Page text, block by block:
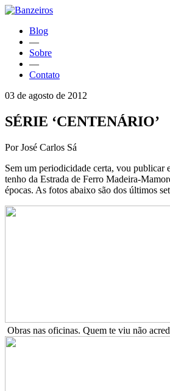
Blog
—
Sobre
—
Contato
03 de agosto de 2012
SÉRIE ‘CENTENÁRIO’
Por José Carlos Sá
Sem um periodicidade certa, vou publicar
tenho da Estrada de Ferro Madeira-
épocas. As fotos abaixo são dos últimos
Obras nas oficinas. Quem te viu não